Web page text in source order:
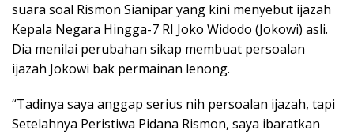
suara soal Rismon Sianipar yang kini menyebut ijazah
Kepala Negara Hingga-7 RI Joko Widodo (Jokowi) asli.
Dia menilai perubahan sikap membuat persoalan
ijazah Jokowi bak permainan lenong.
“Tadinya saya anggap serius nih persoalan ijazah, tapi
Setelahnya Peristiwa Pidana Rismon, saya ibaratkan